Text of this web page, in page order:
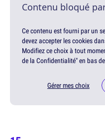
Contenu bloqué
Ce contenu est fourni par un
devez accepter les cookies
Modifiez ce choix à tout
de la Confidentialité" en bas
Gérer mes choix